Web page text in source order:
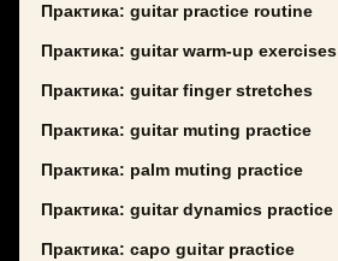
Практика: guitar practice routine
Практика: guitar warm-up exercises
Практика: guitar finger stretches
Практика: guitar muting practice
Практика: palm muting practice
Практика: guitar dynamics practice
Практика: capo guitar practice